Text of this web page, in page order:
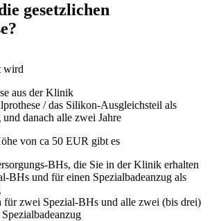
gesetzlichen
wird
aus der Klinik
/ das Silikon-Ausgleichsteil als
und danach alle zwei Jahre
von ca 50 EUR gibt es
BHs, die Sie in der Klinik erhalten
BHs und für einen Spezialbadeanzug als
für zwei Spezial-BHs und alle zwei (bis drei)